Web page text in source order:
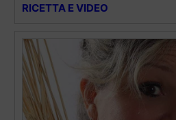
RICETTA E VIDEO